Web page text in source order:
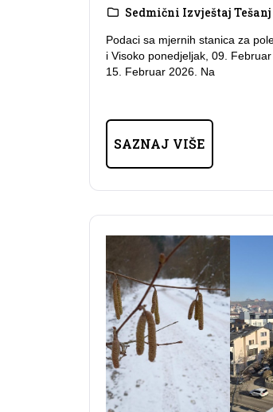
Sedmični Izvještaj Tešanj
Podaci sa mjernih stanica za
i Visoko ponedjeljak, 09.
15. Februar 2026. Na
SAZNAJ VIŠE